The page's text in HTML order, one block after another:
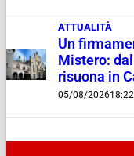
ATTUALITÀ
Un
Mistero:
risuona in
05/08/202618:22